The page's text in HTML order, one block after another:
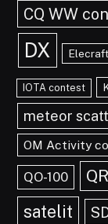
CQ WW
DX Elecraft
IOTA contest
meteor
OM Activity
QO-100
satelit